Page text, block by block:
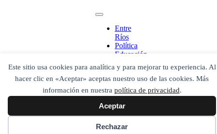
Este sitio usa cookies para analítica y para mejorar tu experiencia. Al
hacer clic en «Aceptar» aceptas nuestro uso de las cookies. Más
información en nuestra política de privacidad.
Aceptar
Rechazar
Entre
Ríos
Política
Educación
Legislaltura
Economía
Judiciales
Salud
El país
América
Latina
Mundo